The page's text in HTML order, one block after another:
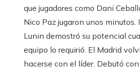
que jugadores como Dani
Nico Paz jugaron unos minutos.
Lunin demostró su potencial
equipo lo requirió. El Madrid
hacerse con el líder. Debutó